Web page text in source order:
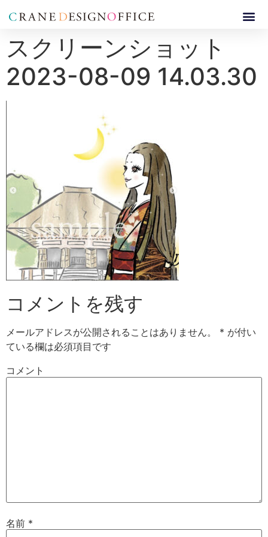
スクリーンショット
2023-08-09 14.03.30
コメントを残す
メールアドレスが公開されることはありません。 * が付い
ている欄は必須項目です
コメント
名前 *